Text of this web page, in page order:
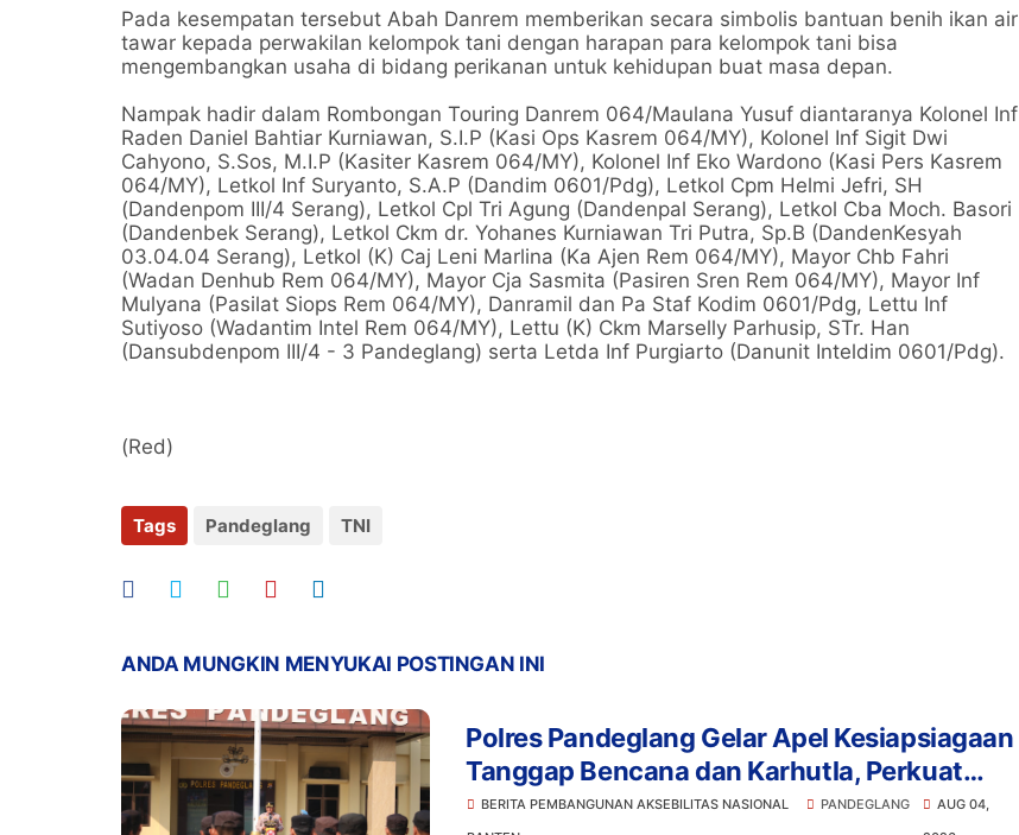
Pada kesempatan tersebut Abah Danrem memberikan secara simbolis bantuan benih ikan air
tawar kepada perwakilan kelompok tani dengan harapan para kelompok tani bisa
mengembangkan usaha di bidang perikanan untuk kehidupan buat masa depan.
Nampak hadir dalam Rombongan Touring Danrem 064/Maulana Yusuf diantaranya Kolonel Inf
Raden Daniel Bahtiar Kurniawan, S.I.P (Kasi Ops Kasrem 064/MY), Kolonel Inf Sigit Dwi
Cahyono, S.Sos, M.I.P (Kasiter Kasrem 064/MY), Kolonel Inf Eko Wardono (Kasi Pers Kasrem
064/MY), Letkol Inf Suryanto, S.A.P (Dandim 0601/Pdg), Letkol Cpm Helmi Jefri, SH
(Dandenpom III/4 Serang), Letkol Cpl Tri Agung (Dandenpal Serang), Letkol Cba Moch. Basori
(Dandenbek Serang), Letkol Ckm dr. Yohanes Kurniawan Tri Putra, Sp.B (DandenKesyah
03.04.04 Serang), Letkol (K) Caj Leni Marlina (Ka Ajen Rem 064/MY), Mayor Chb Fahri
(Wadan Denhub Rem 064/MY), Mayor Cja Sasmita (Pasiren Sren Rem 064/MY), Mayor Inf
Mulyana (Pasilat Siops Rem 064/MY), Danramil dan Pa Staf Kodim 0601/Pdg, Lettu Inf
Sutiyoso (Wadantim Intel Rem 064/MY), Lettu (K) Ckm Marselly Parhusip, STr. Han
(Dansubdenpom III/4 - 3 Pandeglang) serta Letda Inf Purgiarto (Danunit Inteldim 0601/Pdg).
(Red)
Tags Pandeglang TNI
ANDA MUNGKIN MENYUKAI POSTINGAN INI
Polres Pandeglang Gelar Apel Kesiapsiagaan
Tanggap Bencana dan Karhutla, Perkuat
Sinergi Lintas Sektor Hadapi Potensi
BERITA PEMBANGUNAN AKSEBILITAS NASIONAL
PANDEGLANG
AUG 04,